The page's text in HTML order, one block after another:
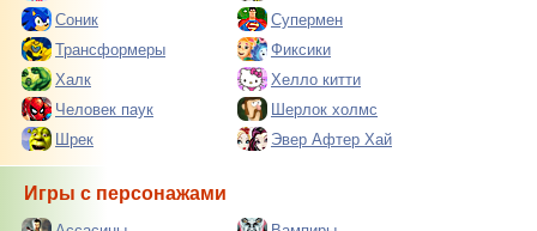
Соник
Супермен
Трансформеры
Фиксики
Халк
Хелло китти
Человек паук
Шерлок холмс
Шрек
Эвер Афтер Хай
Игры с персонажами